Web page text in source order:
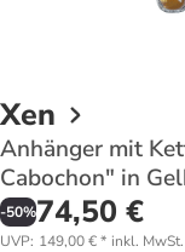
Xen
Anhänger mit
Cabochon" in
-50%74,50 €
UVP: 149,00 €* inkl. MwSt.